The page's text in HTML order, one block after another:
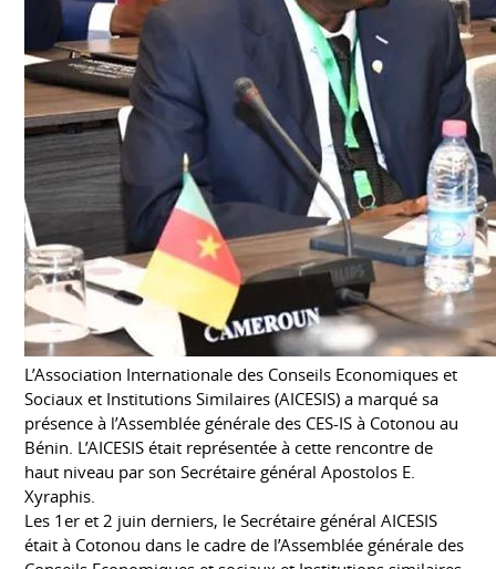
L’Association Internationale des Conseils Economiques et
Sociaux et Institutions Similaires (AICESIS) a marqué sa
présence à l’Assemblée générale des CES-IS à Cotonou au
Bénin. L’AICESIS était représentée à cette rencontre de
haut niveau par son Secrétaire général Apostolos E.
Xyraphis.
Les 1er et 2 juin derniers, le Secrétaire général AICESIS
était à Cotonou dans le cadre de l’Assemblée générale des